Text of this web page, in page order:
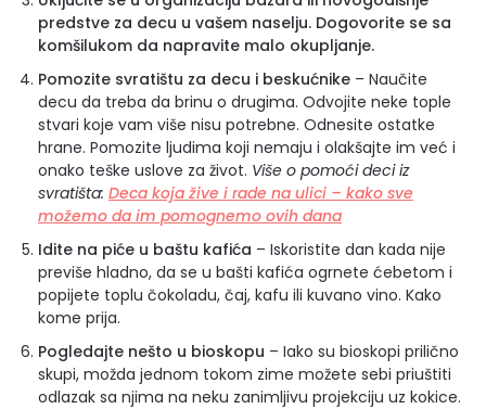
predstve za decu u vašem naselju. Dogovorite se sa
komšilukom da napravite malo okupljanje.
Pomozite svratištu za decu i beskućnike – Naučite
decu da treba da brinu o drugima. Odvojite neke tople
stvari koje vam više nisu potrebne. Odnesite ostatke
hrane. Pomozite ljudima koji nemaju i olakšajte im već i
onako teške uslove za život. Više o pomoći deci iz
svratišta: Deca koja žive i rade na ulici – kako sve
možemo da im pomognemo ovih dana
Idite na piće u baštu kafića – Iskoristite dan kada nije
previše hladno, da se u bašti kafića ogrnete ćebetom i
popijete toplu čokoladu, čaj, kafu ili kuvano vino. Kako
kome prija.
Pogledajte nešto u bioskopu – Iako su bioskopi prilično
skupi, možda jednom tokom zime možete sebi priuštiti
odlazak sa njima na neku zanimljivu projekciju uz kokice.